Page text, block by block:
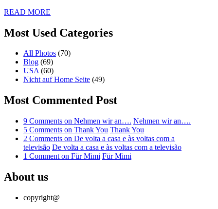
READ MORE
Most Used Categories
All Photos (70)
Blog (69)
USA(60)
Nicht auf Home Seite (49)
Most Commented Post
9 Comments on Nehmen wir an…. Nehmen wir an….
5 Comments on Thank You Thank You
2 Comments on De volta a casa e às voltas com a
televisão De volta a casa e às voltas com a televisão
1 Comment on Für Mimi Für Mimi
About us
copyright@